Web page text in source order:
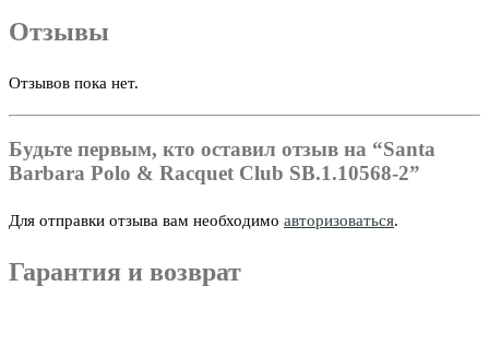
Отзывы
Отзывов пока нет.
Будьте первым, кто оставил отзыв на “Santa
Barbara Polo & Racquet Club SB.1.10568-2”
Для отправки отзыва вам необходимо авторизоваться.
Гарантия и возврат